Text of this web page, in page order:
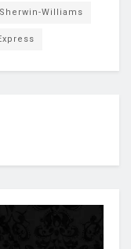
Sherwin-Williams